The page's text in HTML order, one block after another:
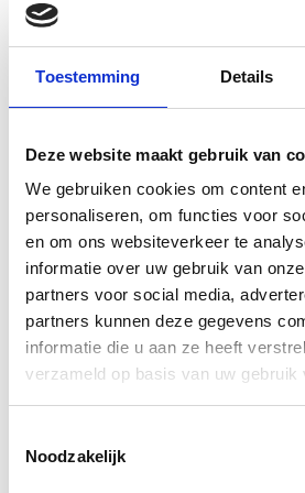
Toestemming Details
Deze website maakt gebruik van
We gebruiken cookies om content
personaliseren, om functies voor
en om ons websiteverkeer te
informatie over uw gebruik van
partners voor social media,
partners kunnen deze gegevens
informatie die u aan ze heeft
verzameld op basis van uw gebruik
Noodzakelijk
MacBook (13-inch, Aluminum, Late
MacBook A1278 13
vervangen
Is uw MacBook A1278 13 inch
deze laten vervangen? Bij een van
MacBook scherm laten vervangen.
vervangen het scherm van uw
origineel scherm. Neem contact met
MacBook scherm te laten repareren
prijs. Klaar terwijl u wacht en 12
Garantie en